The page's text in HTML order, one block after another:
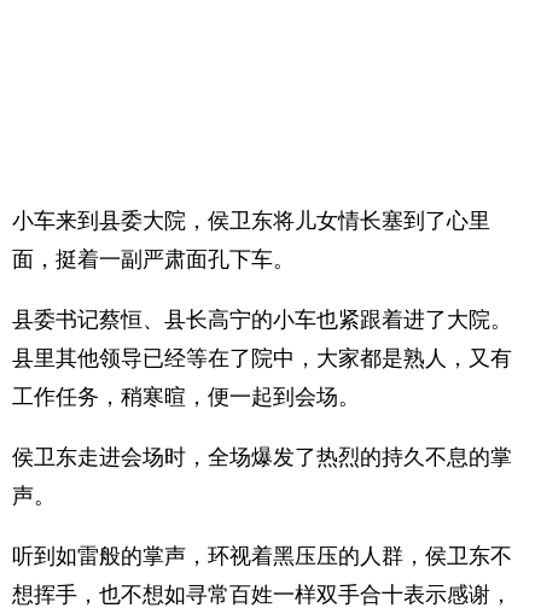
小车来到县委大院，侯卫东将儿女情长塞到了心里
面，挺着一副严肃面孔下车。
县委书记蔡恒、县长高宁的小车也紧跟着进了大院。
县里其他领导已经等在了院中，大家都是熟人，又有
工作任务，稍寒暄，便一起到会场。
侯卫东走进会场时，全场爆发了热烈的持久不息的掌
声。
听到如雷般的掌声，环视着黑压压的人群，侯卫东不
想挥手，也不想如寻常百姓一样双手合十表示感谢，